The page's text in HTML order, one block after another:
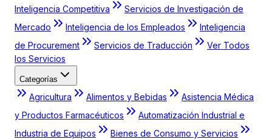
Inteligencia Competitiva
Servicios de Investigación de
Mercado
Inteligencia de los Empleados
Inteligencia
de Procurement
Servicios de Traducción
Ver Todos
los Servicios
Categorías
Agricultura Alimentos y Bebidas
Asistencia Médica
y Productos Farmacéuticos
Automatización Industrial e
Industria de Equipos
Bienes de Consumo y Servicios